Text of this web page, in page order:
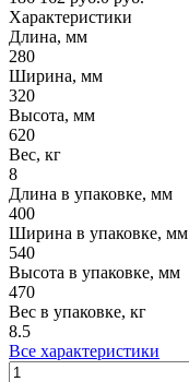
Характеристики
Длина, мм
280
Ширина, мм
320
Высота, мм
620
Вес, кг
8
Длина в упаковке, мм
400
Ширина в упаковке, мм
540
Высота в упаковке, мм
470
Вес в упаковке, кг
8.5
Все характеристики